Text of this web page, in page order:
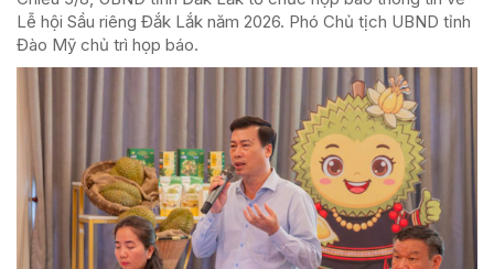
Lễ hội Sầu riêng Đắk Lắk năm 2026. Phó Chủ tịch UBND tỉnh
Đào Mỹ chủ trì họp báo.